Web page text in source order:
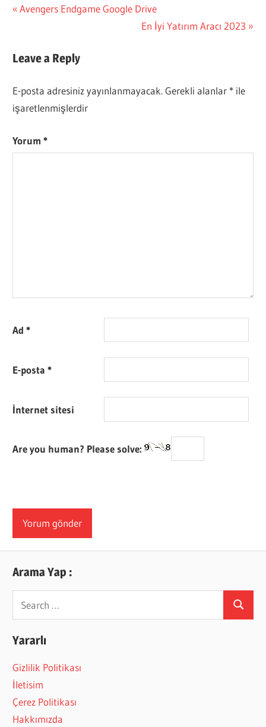
Yazı
Previous
Avengers Endgame Google Drive
Next
En İyi Yatırım Aracı 2023
Leave a Reply
E-posta adresiniz yayınlanmayacak. Gerekli alanlar * ile
işaretlenmişlerdir
Yorum*
Ad*
E-posta*
İnternet sitesi
Are you human? Please solve:
Arama Yap :
Search
Yararlı
Gizlilik Politikası
İletisim
Çerez Politikası
Hakkımızda